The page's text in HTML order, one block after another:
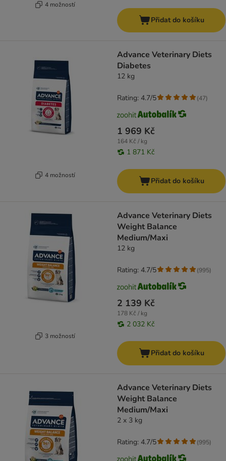
4 možností
Přidat do košíku
4 možností
Advance Veterinary Diets
Diabetes
12 kg
1 969 Kč
164 Kč / kg
1 871 Kč
Rating: 4.7/5 (47)
Přidat do košíku
3 možností
Advance Veterinary Diets
Weight Balance
Medium/Maxi
12 kg
2 139 Kč
178 Kč / kg
2 032 Kč
Rating: 4.7/5 (995)
Přidat do košíku
Advance Veterinary Diets
Weight Balance
Medium/Maxi
2 x 3 kg
Rating: 4.7/5 (995)